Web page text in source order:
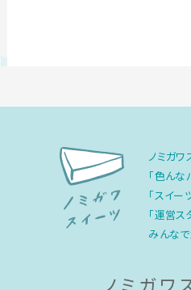
ノミガワ
「色んな
「スイー
「運営ス
みんな
ノミガワ